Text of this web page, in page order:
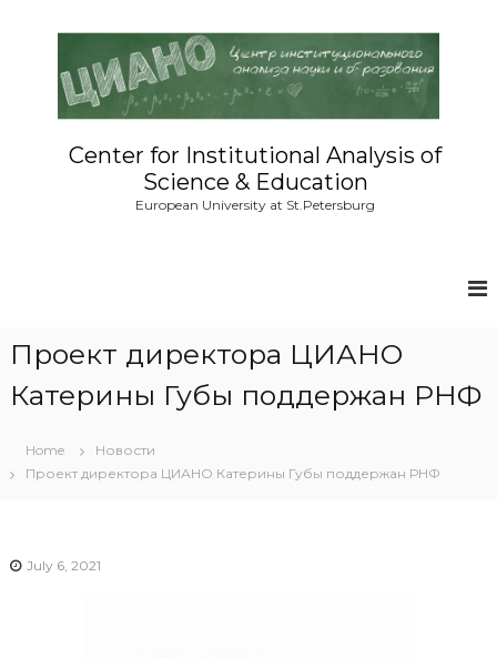
Center for Institutional Analysis of
Science & Education
European University at St.Petersburg
Проект директора ЦИАНО
Катерины Губы поддержан РНФ
Home
Новости
Проект директора ЦИАНО Катерины Губы поддержан РНФ
July 6, 2021